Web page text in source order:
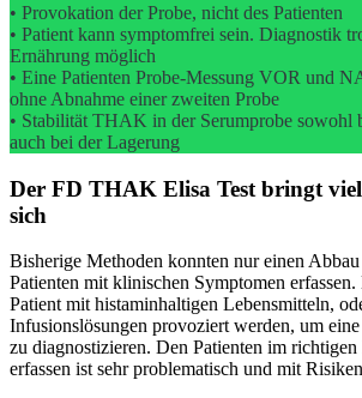
• Provokation der Probe, nicht des Patienten
• Patient kann symptomfrei sein. Diagnostik
Ernährung möglich
• Eine Patienten Probe-Messung VOR und
ohne Abnahme einer zweiten Probe
• Stabilität THAK in der Serumprobe sowohl
auch bei der Lagerung
Der FD THAK Elisa Test bringt
sich
Bisherige Methoden konnten nur einen
Patienten mit klinischen Symptomen erfassen.
Patient mit histaminhaltigen Lebensmitteln,
Infusionslösungen provoziert werden, um
zu diagnostizieren. Den Patienten im richtigen
erfassen ist sehr problematisch und mit